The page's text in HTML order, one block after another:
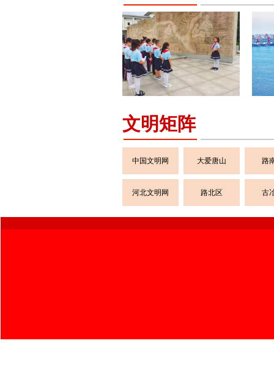
文明矩阵
中国文明网 大爱唐山 路
河北文明网 路北区 古